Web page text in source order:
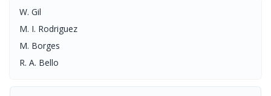
W. Gil
M. I. Rodriguez
M. Borges
R. A. Bello